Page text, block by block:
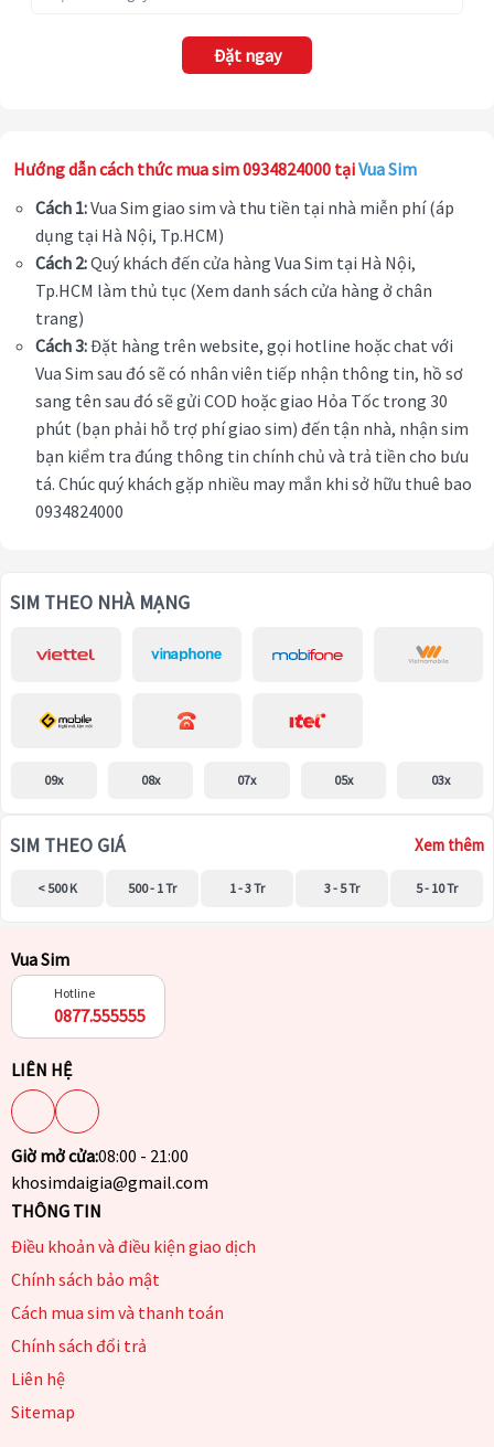
Đặt ngay
Hướng dẫn cách thức mua sim 0934824000 tạiVua Sim
Cách 1:Vua Sim giao sim và thu tiền tại nhà miễn phí (áp
dụng tại Hà Nội, Tp.HCM)
Cách 2:Quý khách đến cửa hàng Vua Sim tại Hà Nội,
Tp.HCM làm thủ tục (Xem danh sách cửa hàng ở chân
trang)
Cách 3:Đặt hàng trên website, gọi hotline hoặc chat với
Vua Sim sau đó sẽ có nhân viên tiếp nhận thông tin, hồ sơ
sang tên sau đó sẽ gửi COD hoặc giao Hỏa Tốc trong 30
phút (bạn phải hỗ trợ phí giao sim) đến tận nhà, nhận sim
bạn kiểm tra đúng thông tin chính chủ và trả tiền cho bưu
tá. Chúc quý khách gặp nhiều may mắn khi sở hữu thuê bao
0934824000
SIM THEO NHÀ MẠNG
09x 08x 07x 05x 03x
SIM THEO GIÁ Xem thêm
< 500 K 500 - 1 Tr 1 - 3 Tr 3 - 5 Tr 5 - 10 Tr
Vua Sim
Hotline
0877.555555
LIÊN HỆ
Giờ mở cửa:08:00 - 21:00
khosimdaigia@gmail.com
THÔNG TIN
Điều khoản và điều kiện giao dịch
Chính sách bảo mật
Cách mua sim và thanh toán
Chính sách đổi trả
Liên hệ
Sitemap